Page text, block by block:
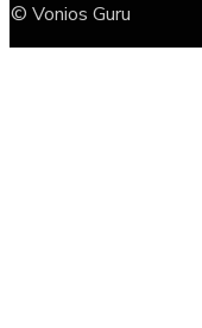
© Vonios Guru